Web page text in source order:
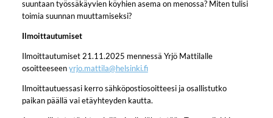
suuntaan työssäkäyvien köyhien asema on menossa? Miten tulisi
toimia suunnan muuttamiseksi?
Ilmoittautumiset
Ilmoittautumiset 21.11.2025 mennessä Yrjö Mattilalle
osoitteeseenyrjo.mattila@helsinki.fi
Ilmoittautuessasi kerro sähköpostiosoitteesi ja osallistutko
paikan päällä vai etäyhteyden kautta.